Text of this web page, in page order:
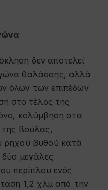
δεν αποτελεί
θαλάσσης, αλλά
όλων των επιπέδων
στο τέλος της
κολύμβηση στα
της Βούλας,
ρηχού βυθού κατά
δύο μεγάλες
περίπλου ενός
1,2 χλμ από την